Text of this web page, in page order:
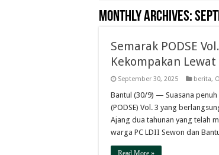
Monthly Archives:
Semarak PODSE
Kekompakan
September 30, 2025 berita,
Bantul (30/9) — Suasana
(PODSE) Vol. 3 yang
Ajang dua tahunan yang telah
warga PC LDII Sewon dan